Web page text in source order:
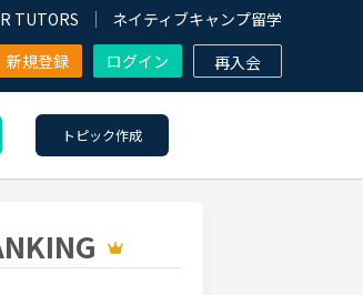
TUTORS
ネイティブキャンプ留学
新規登録
ログイン 再入会
トピック作成